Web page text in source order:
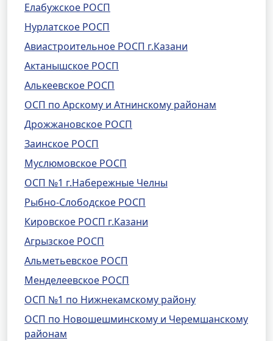
Елабужское РОСП
Нурлатское РОСП
Авиастроительное РОСП г.Казани
Актанышское РОСП
Алькеевское РОСП
ОСП по Арскому и Атнинскому районам
Дрожжановское РОСП
Заинское РОСП
Муслюмовское РОСП
ОСП №1 г.Набережные Челны
Рыбно-Слободское РОСП
Кировское РОСП г.Казани
Агрызское РОСП
Альметьевское РОСП
Менделеевское РОСП
ОСП №1 по Нижнекамскому району
ОСП по Новошешминскому и Черемшанскому
районам